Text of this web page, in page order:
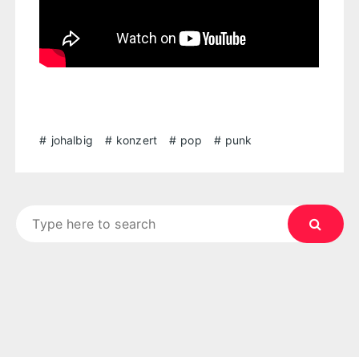
johalbig konzert pop punk